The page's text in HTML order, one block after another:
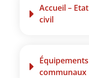
Accueil – Etat
civil
Équipements
communaux